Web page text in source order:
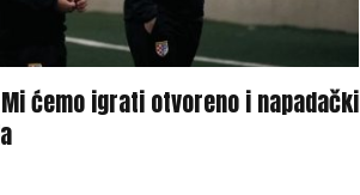
ćemo igrati otvoreno i napadački